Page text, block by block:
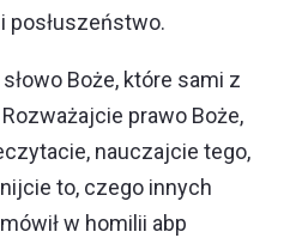
posłuszeństwo.
Boże, które sami z
prawo Boże,
nauczajcie tego,
to, czego innych
w homilii abp